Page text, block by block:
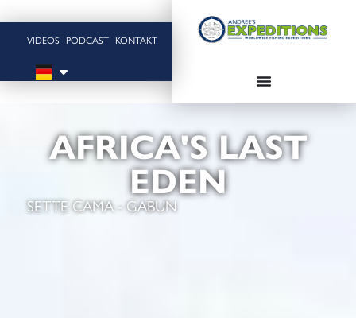
VIDEOS PODCAST KONTAKT
AFRICA'S LAST
EDEN
SETTE CAMA - GABUN